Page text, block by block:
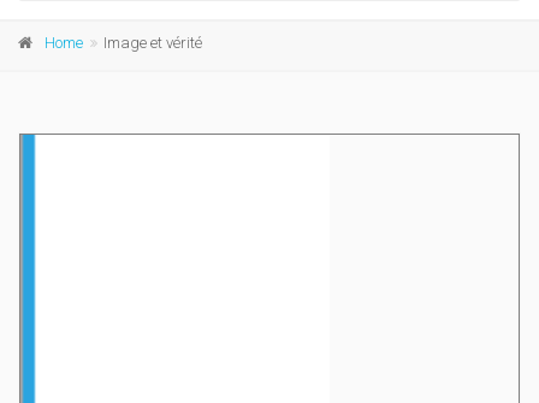
Home Image et vérité